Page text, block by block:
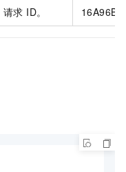
请求 ID。